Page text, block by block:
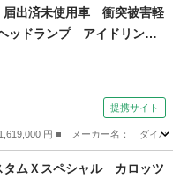
出済未使用車 衝突被害軽
ッドランプ アイドリング
アミラー スマートキー
ステ 電動スライドドア
ド 軽自動車６６０ｃｃ
提携サイト
円 ■ メーカー名： ダイハ
タムＸスペシャル カロッツ